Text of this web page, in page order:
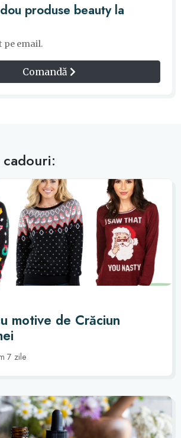
produse beauty la
pe email.
Comandă
motive de Crăciun
7 zile